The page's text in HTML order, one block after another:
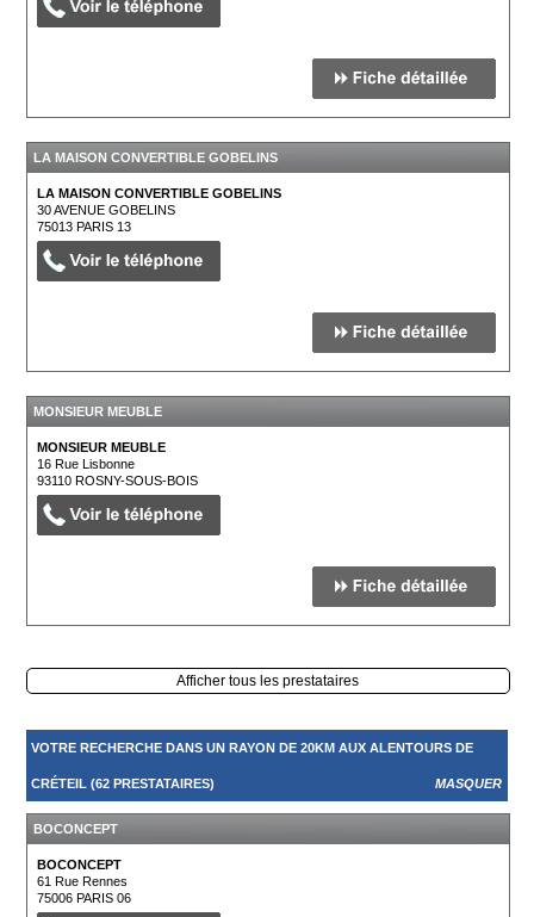
LA MAISON CONVERTIBLE GOBELINS
LA MAISON CONVERTIBLE GOBELINS
30 AVENUE GOBELINS
75013PARIS 13
MONSIEUR MEUBLE
MONSIEUR MEUBLE
16 Rue Lisbonne
93110ROSNY-SOUS-BOIS
Afficher tous les prestataires
VOTRE RECHERCHE DANS UN RAYON DE 20KM AUX ALENTOURS DE
CRÉTEIL (62 PRESTATAIRES) MASQUER
BOCONCEPT
BOCONCEPT
61 Rue Rennes
75006PARIS 06